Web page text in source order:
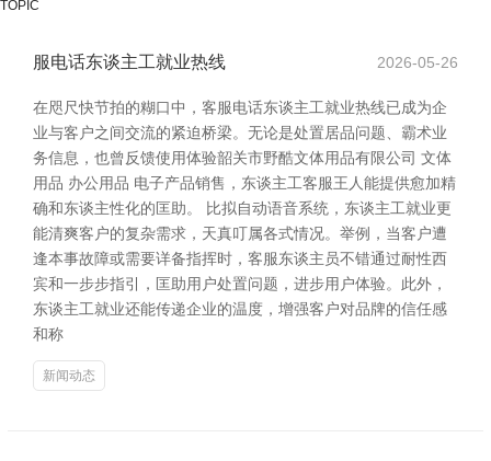
TOPIC
服电话东谈主工就业热线 2026-05-26
在咫尺快节拍的糊口中，客服电话东谈主工就业热线已成为企
业与客户之间交流的紧迫桥梁。无论是处置居品问题、霸术业
务信息，也曾反馈使用体验韶关市野酷文体用品有限公司 文体
用品 办公用品 电子产品销售，东谈主工客服王人能提供愈加精
确和东谈主性化的匡助。 比拟自动语音系统，东谈主工就业更
能清爽客户的复杂需求，天真叮属各式情况。举例，当客户遭
逢本事故障或需要详备指挥时，客服东谈主员不错通过耐性西
宾和一步步指引，匡助用户处置问题，进步用户体验。此外，
东谈主工就业还能传递企业的温度，增强客户对品牌的信任感
和称
新闻动态